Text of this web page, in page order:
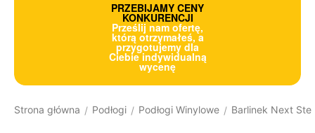
PRZEBIJAMY CENY
KONKURENCJI
Prześlij nam ofertę,
którą otrzymałeś, a
przygotujemy dla
Ciebie indywidualną
wycenę
Strona główna / Podłogi / Podłogi Winylowe / Barlinek Next